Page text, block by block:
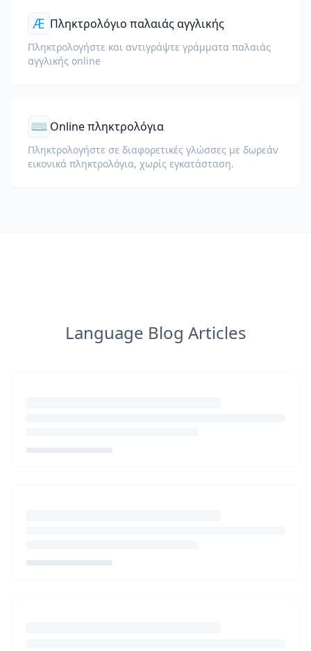
Æ Πληκτρολόγιο παλαιάς αγγλικής
Πληκτρολογήστε και αντιγράψτε γράμματα παλαιάς
αγγλικής online
⌨ Online πληκτρολόγια
Πληκτρολογήστε σε διαφορετικές γλώσσες με δωρεάν
εικονικά πληκτρολόγια, χωρίς εγκατάσταση.
Language Blog Articles